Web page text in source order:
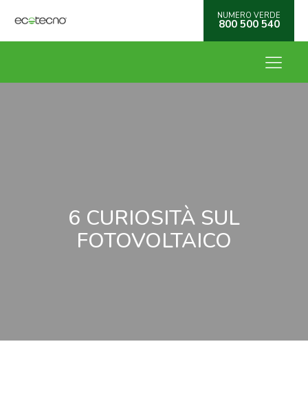
NUMERO VERDE
800 500 540
6 CURIOSITÀ SUL
FOTOVOLTAICO